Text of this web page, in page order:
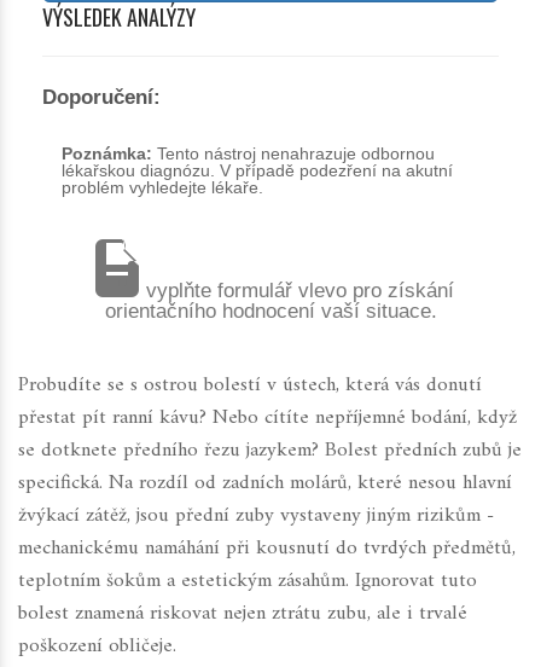
VÝSLEDEK ANALÝZY
Doporučení:
Poznámka: Tento nástroj nenahrazuje odbornou
lékařskou diagnózu. V případě podezření na akutní
problém vyhledejte lékaře.
vyplňte formulář vlevo pro získání
orientačního hodnocení vaší situace.
Probudíte se s ostrou bolestí v ústech, která vás donutí
přestat pít ranní kávu? Nebo cítíte nepříjemné bodání, když
se dotknete předního řezu jazykem? Bolest předních zubů je
specifická. Na rozdíl od zadních molárů, které nesou hlavní
žvýkací zátěž, jsou přední zuby vystaveny jiným rizikům -
mechanickému namáhání při kousnutí do tvrdých předmětů,
teplotním šokům a estetickým zásahům. Ignorovat tuto
bolest znamená riskovat nejen ztrátu zubu, ale i trvalé
poškození obličeje.